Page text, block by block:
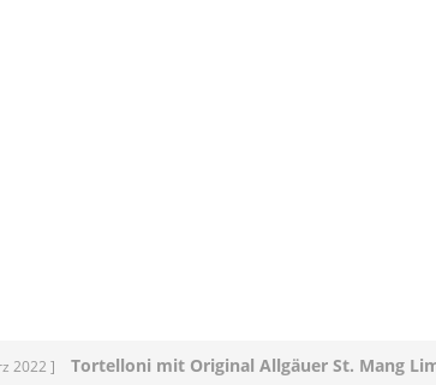
2022 ] Tortelloni mit Original Allgäuer St. Mang